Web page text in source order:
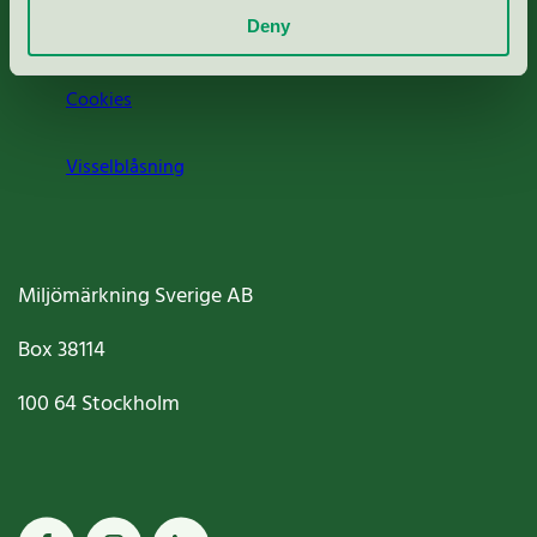
Deny
Cookies
Visselblåsning
Miljömärkning Sverige AB
Box38114
100 64Stockholm